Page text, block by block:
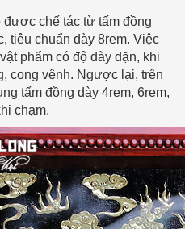
chế tác từ tấm đồng
tiêu chuẩn dày 8rem. Việc
phẩm có độ dày dặn, khi
cong vênh. Ngược lại, trên
tấm đồng dày 4rem, 6rem,
chạm.